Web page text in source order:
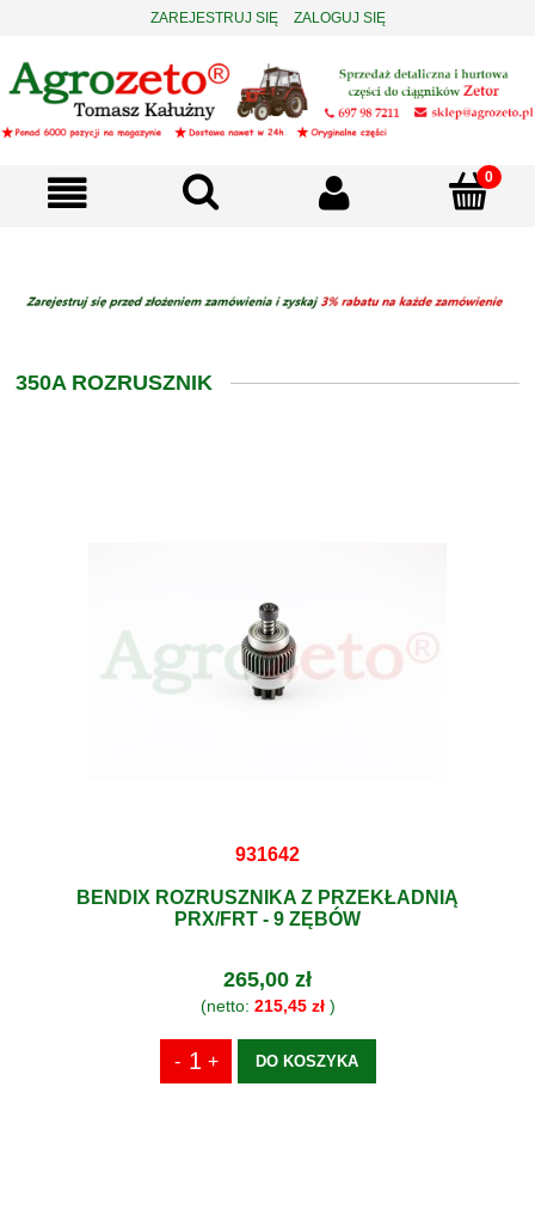
ZAREJESTRUJ SIĘ ZALOGUJ SIĘ
350A ROZRUSZNIK
931642
BENDIX ROZRUSZNIKA Z PRZEKŁADNIĄ
PRX/FRT - 9 ZĘBÓW
265,00 zł
(netto: 215,45 zł)
DO KOSZYKA